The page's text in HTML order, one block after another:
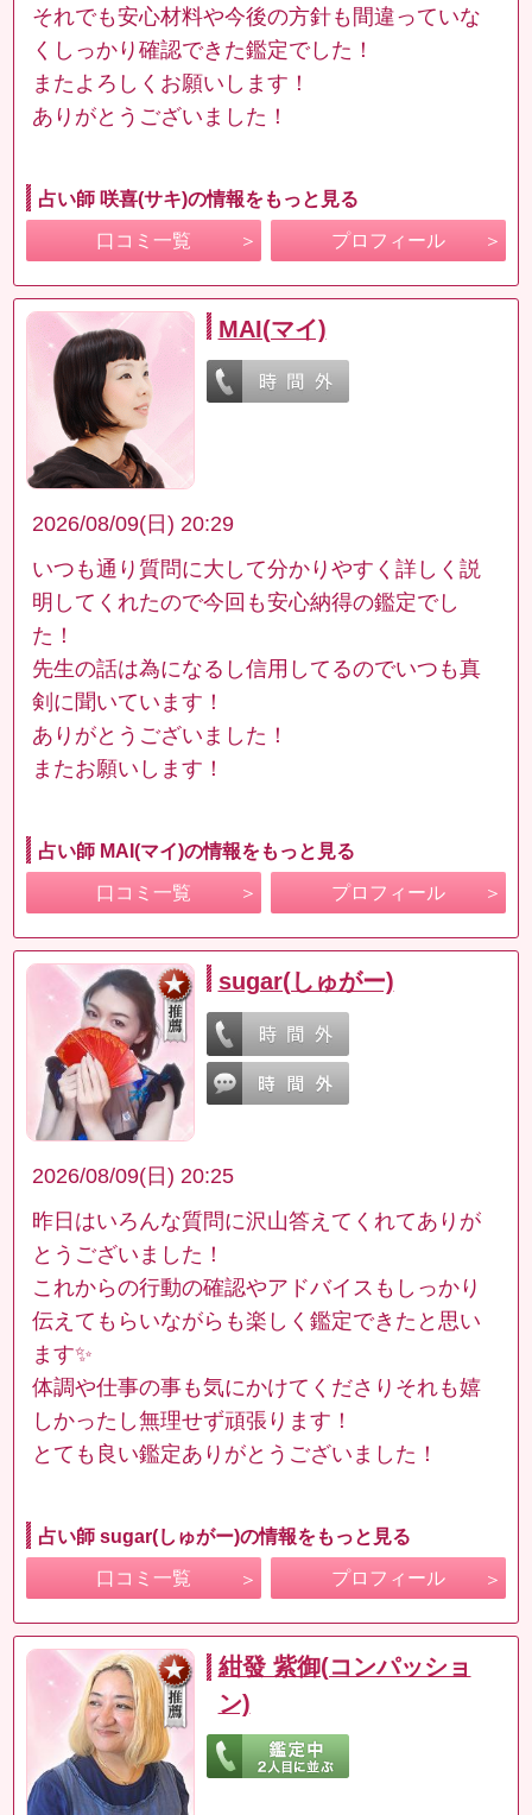
それでも安心材料や今後の方針も間違っていな
くしっかり確認できた鑑定でした！
またよろしくお願いします！
ありがとうございました！
占い師 咲喜(サキ)の情報をもっと見る
口コミ一覧 プロフィール
MAI(マイ)
2026/08/09(日) 20:29
いつも通り質問に大して分かりやすく詳しく説
明してくれたので今回も安心納得の鑑定でし
た！
先生の話は為になるし信用してるのでいつも真
剣に聞いています！
ありがとうございました！
またお願いします！
占い師 MAI(マイ)の情報をもっと見る
口コミ一覧 プロフィール
sugar(しゅがー)
2026/08/09(日) 20:25
昨日はいろんな質問に沢山答えてくれてありが
とうございました！
これからの行動の確認やアドバイスもしっかり
伝えてもらいながらも楽しく鑑定できたと思い
ます✨
体調や仕事の事も気にかけてくださりそれも嬉
しかったし無理せず頑張ります！
とても良い鑑定ありがとうございました！
占い師 sugar(しゅがー)の情報をもっと見る
口コミ一覧 プロフィール
紺發 紫御(コンパッショ
ン)